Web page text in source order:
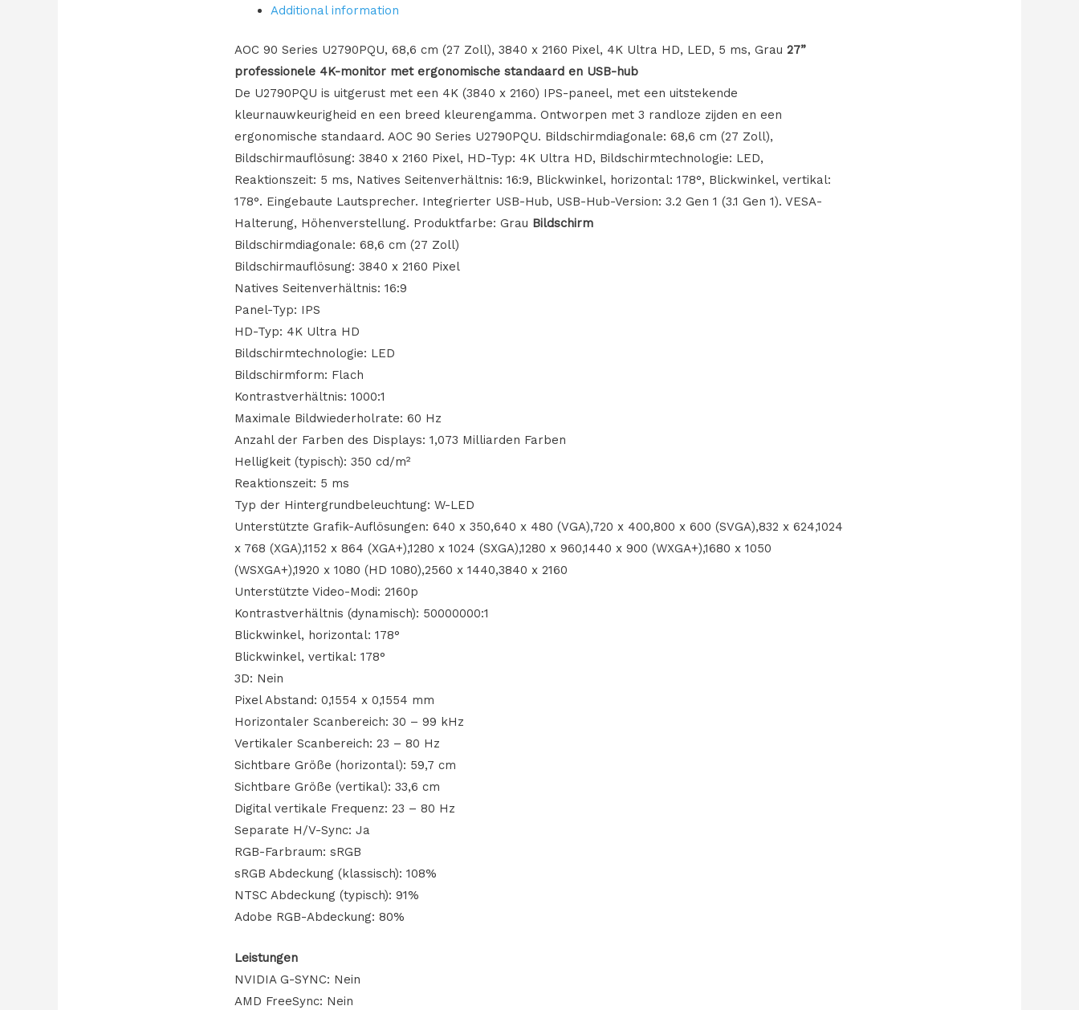
DisplayPort
VESA
Pivot
Speaker
4K
Grey
quantity
Additional information
AOC 90 Series U2790PQU, 68,6 cm (27 Zoll), 3840 x 2160 Pixel, 4K Ultra HD, LED, 5 ms, Grau27”
professionele 4K-monitor met ergonomische standaard en USB-hub
De U2790PQU is uitgerust met een 4K (3840 x 2160) IPS-paneel, met een uitstekende
kleurnauwkeurigheid en een breed kleurengamma. Ontworpen met 3 randloze zijden en een
ergonomische standaard. AOC 90 Series U2790PQU. Bildschirmdiagonale: 68,6 cm (27 Zoll),
Bildschirmauflösung: 3840 x 2160 Pixel, HD-Typ: 4K Ultra HD, Bildschirmtechnologie: LED,
Reaktionszeit: 5 ms, Natives Seitenverhältnis: 16:9, Blickwinkel, horizontal: 178°, Blickwinkel, vertikal:
178°. Eingebaute Lautsprecher. Integrierter USB-Hub, USB-Hub-Version: 3.2 Gen 1 (3.1 Gen 1). VESA-
Halterung, Höhenverstellung. Produktfarbe: Grau Bildschirm
Bildschirmdiagonale: 68,6 cm (27 Zoll)
Bildschirmauflösung: 3840 x 2160 Pixel
Natives Seitenverhältnis: 16:9
Panel-Typ: IPS
HD-Typ: 4K Ultra HD
Bildschirmtechnologie: LED
Bildschirmform: Flach
Kontrastverhältnis: 1000:1
Maximale Bildwiederholrate: 60 Hz
Anzahl der Farben des Displays: 1,073 Milliarden Farben
Helligkeit (typisch): 350 cd/m²
Reaktionszeit: 5 ms
Typ der Hintergrundbeleuchtung: W-LED
Unterstützte Grafik-Auflösungen: 640 x 350,640 x 480 (VGA),720 x 400,800 x 600 (SVGA),832 x 624,1024
x 768 (XGA),1152 x 864 (XGA+),1280 x 1024 (SXGA),1280 x 960,1440 x 900 (WXGA+),1680 x 1050
(WSXGA+),1920 x 1080 (HD 1080),2560 x 1440,3840 x 2160
Unterstützte Video-Modi: 2160p
Kontrastverhältnis (dynamisch): 50000000:1
Blickwinkel, horizontal: 178°
Blickwinkel, vertikal: 178°
3D: Nein
Pixel Abstand: 0,1554 x 0,1554 mm
Horizontaler Scanbereich: 30 – 99 kHz
Vertikaler Scanbereich: 23 – 80 Hz
Sichtbare Größe (horizontal): 59,7 cm
Sichtbare Größe (vertikal): 33,6 cm
Digital vertikale Frequenz: 23 – 80 Hz
Separate H/V-Sync: Ja
RGB-Farbraum: sRGB
sRGB Abdeckung (klassisch): 108%
NTSC Abdeckung (typisch): 91%
Adobe RGB-Abdeckung: 80%
Leistungen
NVIDIA G-SYNC: Nein
AMD FreeSync: Nein